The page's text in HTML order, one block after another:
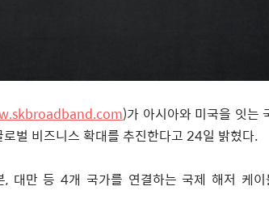
)가 아시아와 미국을 잇는
벌 비즈니스 확대를 추진한다고24일 밝혔다.
, 대만 등4개 국가를 연결하는 국제 해저 케